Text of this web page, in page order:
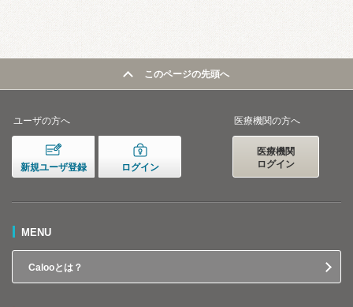
このページの先頭へ
ユーザの方へ
新規ユーザ登録 ログイン
医療機関の方へ
医療機関
ログイン
MENU
Calooとは？